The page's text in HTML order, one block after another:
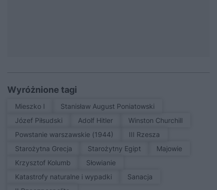
Wyróżnione tagi
Mieszko I
Stanisław August Poniatowski
Józef Piłsudski
Adolf Hitler
Winston Churchill
Powstanie warszawskie (1944)
III Rzesza
Starożytna Grecja
Starożytny Egipt
Majowie
Krzysztof Kolumb
Słowianie
Katastrofy naturalne i wypadki
sanacja